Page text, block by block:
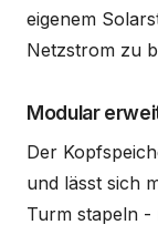
eigenem
Netzstrom zu
Modular
Der
und lässt sich
Turm stapeln -